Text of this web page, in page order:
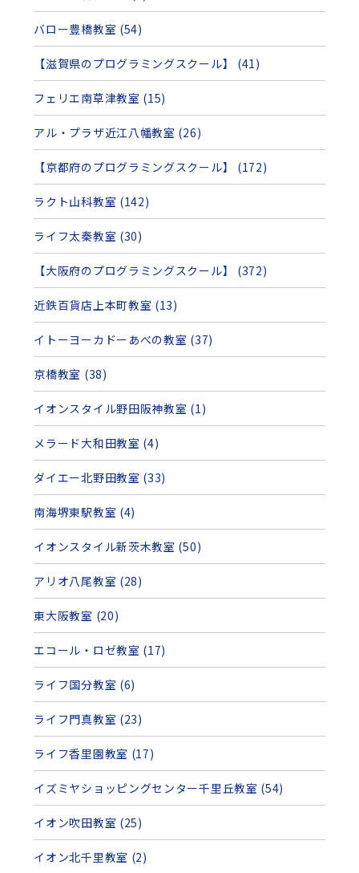
バロー豊橋教室 (54)
【滋賀県のプログラミングスクール】 (41)
フェリエ南草津教室 (15)
アル・プラザ近江八幡教室 (26)
【京都府のプログラミングスクール】 (172)
ラクト山科教室 (142)
ライフ太秦教室 (30)
【大阪府のプログラミングスクール】 (372)
近鉄百貨店上本町教室 (13)
イトーヨーカドーあべの教室 (37)
京橋教室 (38)
イオンスタイル野田阪神教室 (1)
メラード大和田教室 (4)
ダイエー北野田教室 (33)
南海堺東駅教室 (4)
イオンスタイル新茨木教室 (50)
アリオ八尾教室 (28)
東大阪教室 (20)
エコール・ロゼ教室 (17)
ライフ国分教室 (6)
ライフ門真教室 (23)
ライフ香里園教室 (17)
イズミヤショッピングセンター千里丘教室 (54)
イオン吹田教室 (25)
イオン北千里教室 (2)